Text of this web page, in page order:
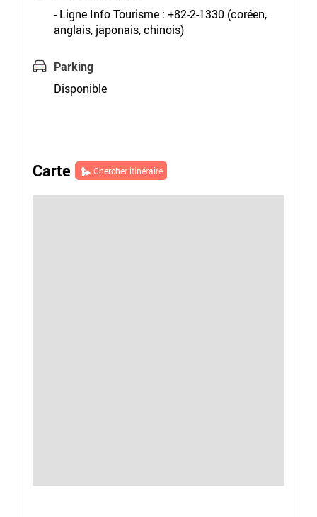
- Ligne Info Tourisme : +82-2-1330 (coréen,
anglais, japonais, chinois)
Parking
Disponible
Carte Chercher itinéraire